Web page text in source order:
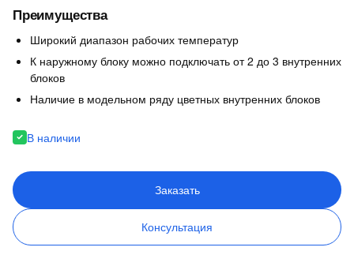
Преимущества
Широкий диапазон рабочих температур
К наружному блоку можно подключать от 2 до 3 внутренних
блоков
Наличие в модельном ряду цветных внутренних блоков
В наличии
Заказать
Консультация